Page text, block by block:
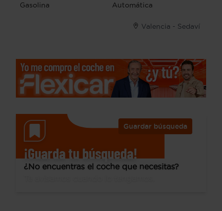
Gasolina
Automática
Valencia - Sedaví
Guardar búsqueda
¡Guarda tu búsqueda!
¿No encuentras el coche que necesitas?